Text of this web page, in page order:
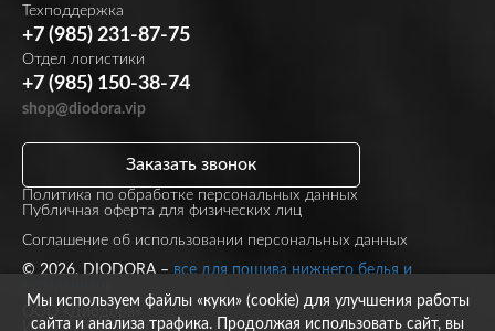
Техподдержка
+7 (985) 231-87-75
Отдел логистики
+7 (985) 150-38-74
shop@diodora.vip
Политика по обработке персональных данных
Публичная оферта для физических лиц
Заказать звонок
Соглашение об использовании персональных данных
© 2026, DIODORA – все для пошива нижнего белья и
ООО «Диодора»
ИНН 7723860297
Мы используем файлы «куки» (cookie) для улучшения работы
сайта и анализа трафика. Продолжая использовать сайт, вы